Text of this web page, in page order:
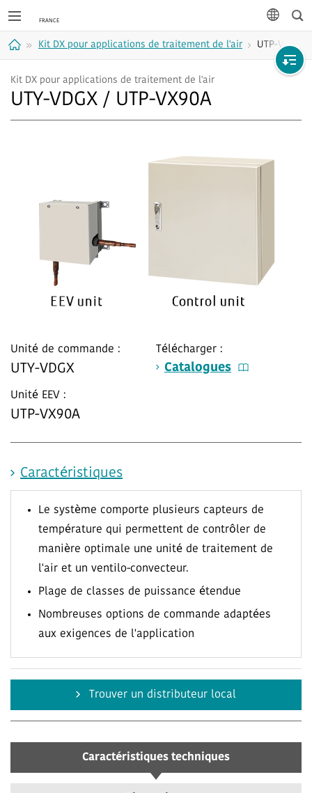
Kit DX pour applications de traitement de l'air UTP-VX90A
Kit DX pour applications de traitement de l'air
UTY-VDGX / UTP-VX90A
Unité de commande :
UTY-VDGX
Unité EEV :
UTP-VX90A
Télécharger :
Catalogues
Caractéristiques
Le système comporte plusieurs capteurs de
température qui permettent de contrôler de
manière optimale une unité de traitement de
l'air et un ventilo-convecteur.
Plage de classes de puissance étendue
Nombreuses options de commande adaptées
aux exigences de l'application
Trouver un distributeur local
Caractéristiques techniques